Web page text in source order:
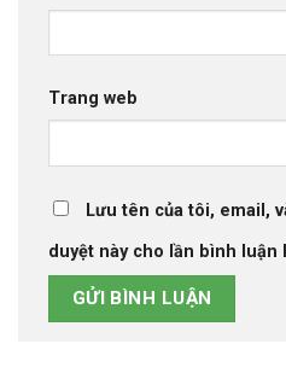
Trang web
Lưu tên của tôi, email,
duyệt này cho lần bình luận